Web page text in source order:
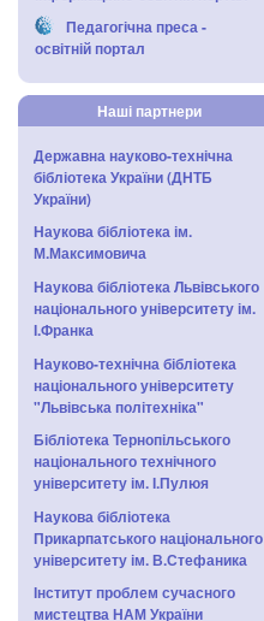
Педагогічна преса -
освітній портал
Наші партнери
Державна науково-технічна
бібліотека України (ДНТБ
України)
Наукова бібліотека ім.
М.Максимовича
Наукова бібліотека Львівського
національного університету ім.
І.Франка
Науково-технічна бібліотека
національного університету
"Львівська політехніка"
Бібліотека Тернопільського
національного технічного
університету ім. І.Пулюя
Наукова бібліотека
Прикарпатського національного
університету ім. В.Стефаника
Інститут проблем сучасного
мистецтва НАМ України